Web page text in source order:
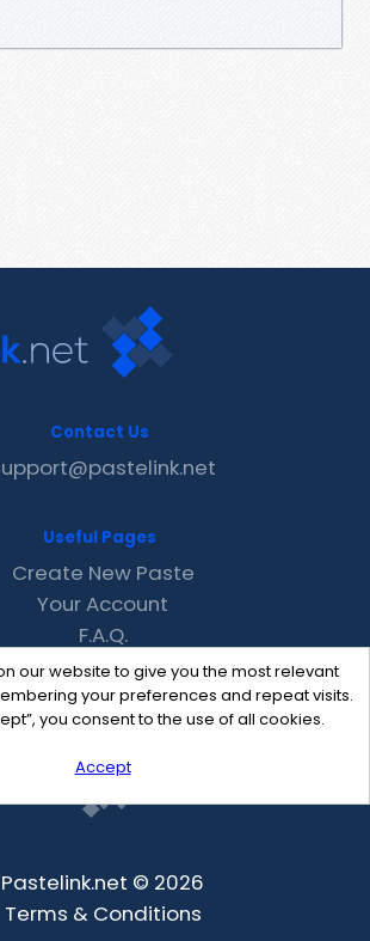
our website to give you the most relevant
your preferences and repeat visits.
you consent to the use of all cookies.
Accept
Contact Us
Useful Pages
Create New Paste
Your Account
F.A.Q.
Recent
Contact
Pastelink.net © 2026
Terms & Conditions